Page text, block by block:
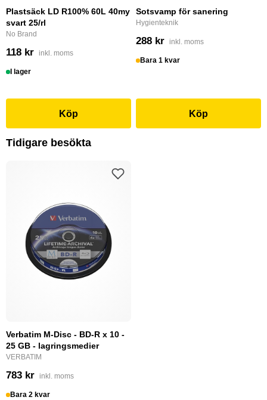
Plastsäck LD R100% 60L 40my
svart 25/rl
No Brand
118 kr inkl. moms
I lager
Köp
Sotsvamp för sanering
Hygienteknik
288 kr inkl. moms
Bara 1 kvar
Köp
Tidigare besökta
Verbatim M-Disc - BD-R x 10 -
25 GB - lagringsmedier
VERBATIM
783 kr inkl. moms
Bara 2 kvar